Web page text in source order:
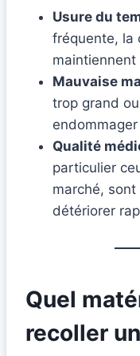
Usure du
fréquente, la
maintiennent
Mauvaise
trop grand
Qualité
particulier
marché,
détériorer
Quel
recoller